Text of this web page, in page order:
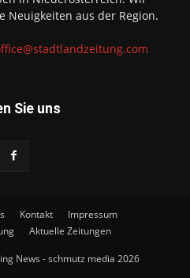
Neuigkeiten aus der Region.
Sie uns
Kontakt
Impressum
Aktuelle Zeitungen
News - schmutz media 2026